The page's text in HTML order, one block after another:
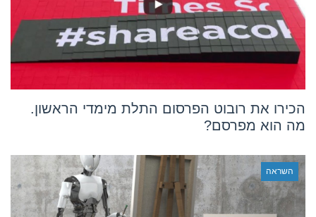
הכירו את רובוט הפרסום התלת מימדי הראשון.
מה הוא מפרסם?
השראה